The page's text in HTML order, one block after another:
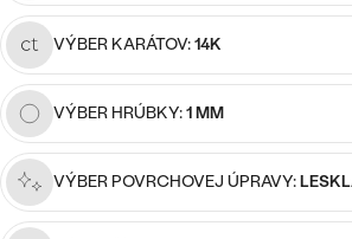
PODĽA TVARU DRAHOKAMU
NA MIERU
DIAMANTY
náušnice
PREZRIEŤ
prívesky
prstene
PREZRIEŤ
VÝBER KARÁTOV:14K
VÝBER HRÚBKY:1 MM
VÝBER POVRCHOVEJ ÚPRAVY: